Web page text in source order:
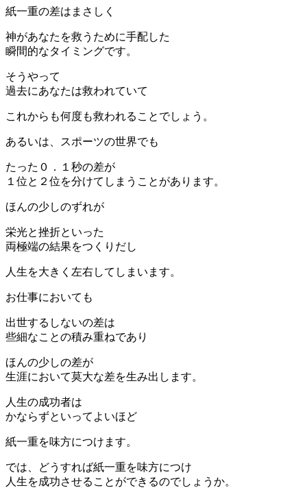
紙一重の差はまさしく
神があなたを救うために手配した
瞬間的なタイミングです。
そうやって
過去にあなたは救われていて
これからも何度も救われることでしょう。
あるいは、スポーツの世界でも
たった０．１秒の差が
１位と２位を分けてしまうことがあります。
ほんの少しのずれが
栄光と挫折といった
両極端の結果をつくりだし
人生を大きく左右してしまいます。
お仕事においても
出世するしないの差は
些細なことの積み重ねであり
ほんの少しの差が
生涯において莫大な差を生み出します。
人生の成功者は
かならずといってよいほど
紙一重を味方につけます。
では、どうすれば紙一重を味方につけ
人生を成功させることができるのでしょうか。